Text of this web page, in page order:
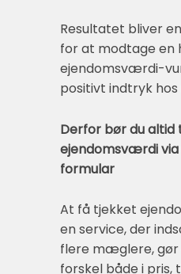
Resultatet bliver
for at modtage en
ejendomsværdi-
positivt indtryk
Derfor bør du altid
ejendomsværdi
formular
At få tjekket
en service, der
flere mæglere, gør
forskel både i pris,